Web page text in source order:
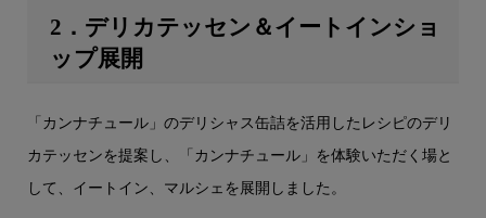
2．デリカテッセン＆イートインショ
ップ展開
「カンナチュール」のデリシャス缶詰を活用したレシピのデリ
カテッセンを提案し、「カンナチュール」を体験いただく場と
して、イートイン、マルシェを展開しました。